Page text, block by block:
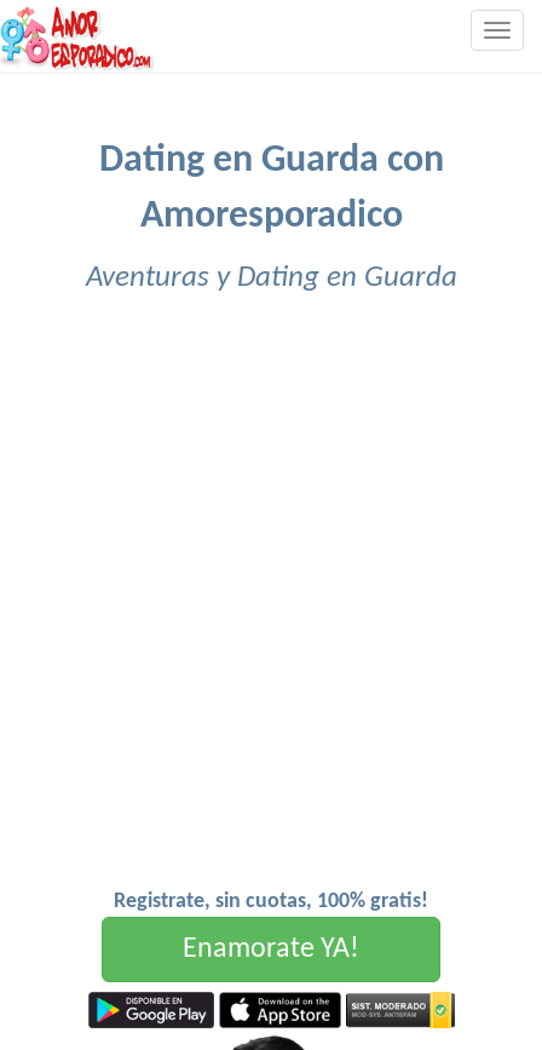
Dating en Guarda con
Amoresporadico
Aventuras y Dating en Guarda
Registrate, sin cuotas, 100% gratis!
Enamorate YA!